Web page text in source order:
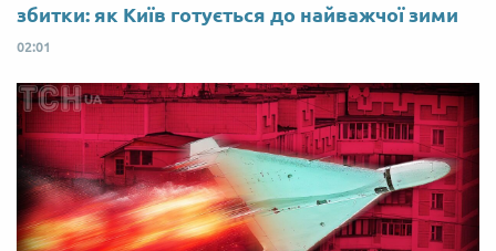
збитки: як Київ готується до найважчої зими
02:01